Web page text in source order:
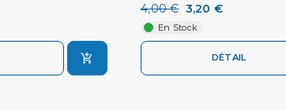
4,00 € 3,20 €
En Stock
DÉTAIL